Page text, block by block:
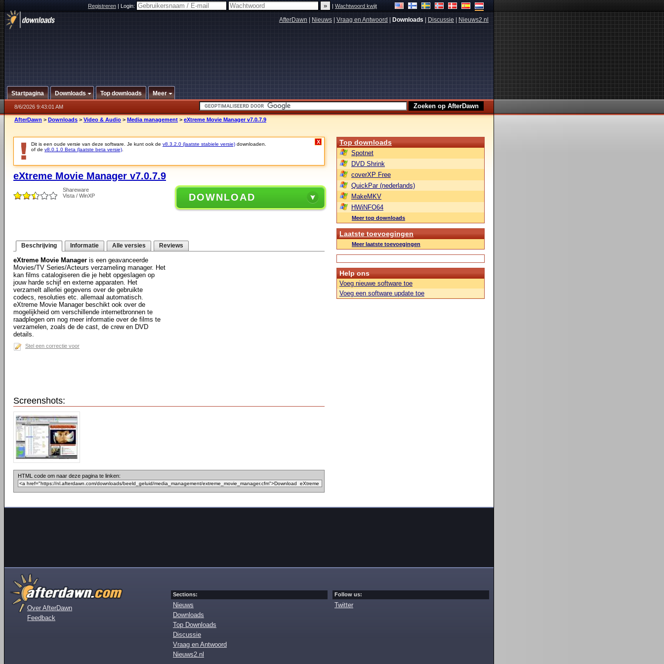
Registreren|Login: |Wachtwoord kwijt
AfterDawn Nieuws Vraag en Antwoord Downloads Discussie Nieuws2.nl
Startpagina Downloads Top downloads Meer
8/6/2026 9:43:01 AM
AfterDawn > Downloads > Video & Audio > Media management > eXtreme Movie Manager v7.0.7.9
Dit is een oude versie van deze software. Je kunt ook de v8.3.2.0 (laatste stabiele versie) downloaden.
of de v8.0.1.0 Beta (laatste beta versie)
X
eXtreme Movie Manager v7.0.7.9
Shareware
Vista / WinXP
DOWNLOAD
Beschrijving Informatie Alle versies Reviews
eXtreme Movie Manager is een geavanceerde
Movies/TV Series/Acteurs verzameling manager. Het
kan films catalogiseren die je hebt opgeslagen op
jouw harde schijf en externe apparaten. Het
verzamelt allerlei gegevens over de gebruikte
codecs, resoluties etc. allemaal automatisch.
eXtreme Movie Manager beschikt ook over de
mogelijkheid om verschillende internetbronnen te
raadplegen om nog meer informatie over de films te
verzamelen, zoals de de cast, de crew en DVD
details.
Stel een correctie voor
Screenshots:
HTML code om naar deze pagina te linken:
Top downloads
Spotnet
DVD Shrink
coverXP Free
QuickPar (nederlands)
MakeMKV
HWiNFO64
Meer top downloads
Laatste toevoegingen
Meer laatste toevoegingen
Help ons
Voeg nieuwe software toe
Voeg een software update toe
Over AfterDawn
Feedback
Sections:
Nieuws
Downloads
Top Downloads
Discussie
Vraag en Antwoord
Nieuws2.nl
Follow us:
Twitter